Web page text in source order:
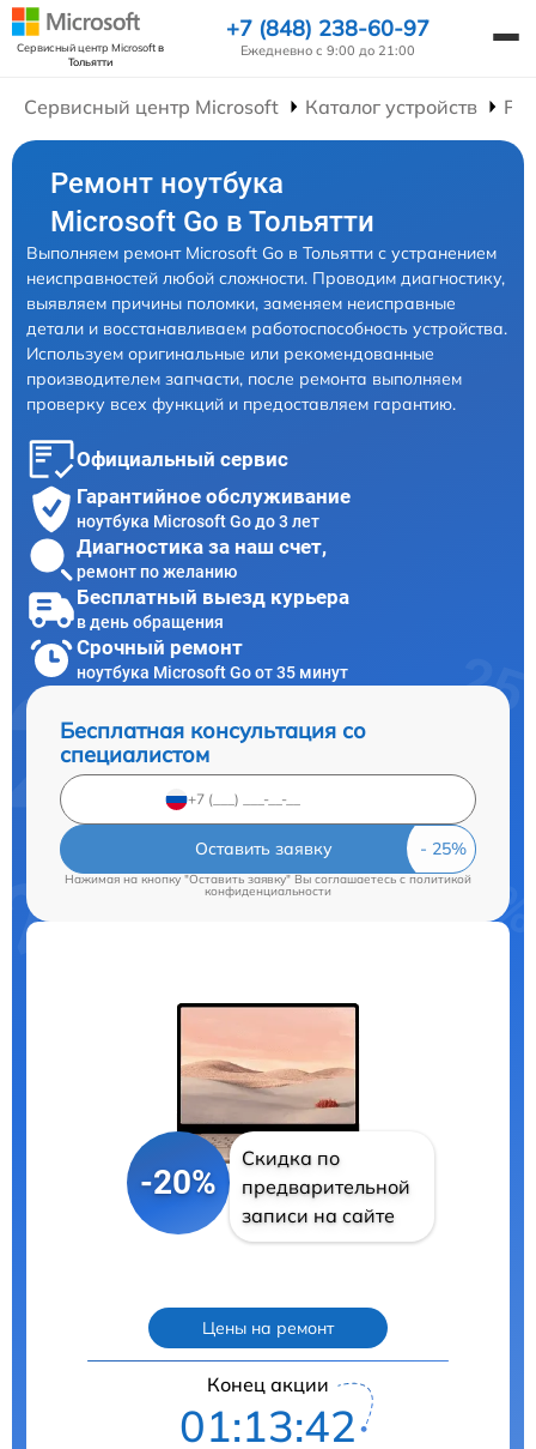
Сервисный центр Microsoftв
Тольятти
+7 (848) 238-60-97
Ежедневно с 9:00 до 21:00
Сервисный центр Microsoft Каталог устройств
Ремонт ноутбука
Microsoft Go в Тольятти
Выполняем ремонт Microsoft Go в Тольятти с устранением
неисправностей любой сложности. Проводим диагностику,
выявляем причины поломки, заменяем неисправные
детали и восстанавливаем работоспособность устройства.
Используем оригинальные или рекомендованные
производителем запчасти, после ремонта выполняем
проверку всех функций и предоставляем гарантию.
Официальный сервис
Гарантийное обслуживание
ноутбука Microsoft Go до 3 лет
Диагностика за наш счет,
ремонт по желанию
Бесплатный выезд курьера
в день обращения
Срочный ремонт
ноутбука Microsoft Go от 35 минут
Бесплатная консультация со
специалистом
Оставить заявку
Нажимая на кнопку "Оставить заявку" Вы соглашаетесь cполитикой
конфиденциальности
-20%
Скидка по
предварительной
записи на сайте
Цены на ремонт
Конец акции
01:13:41